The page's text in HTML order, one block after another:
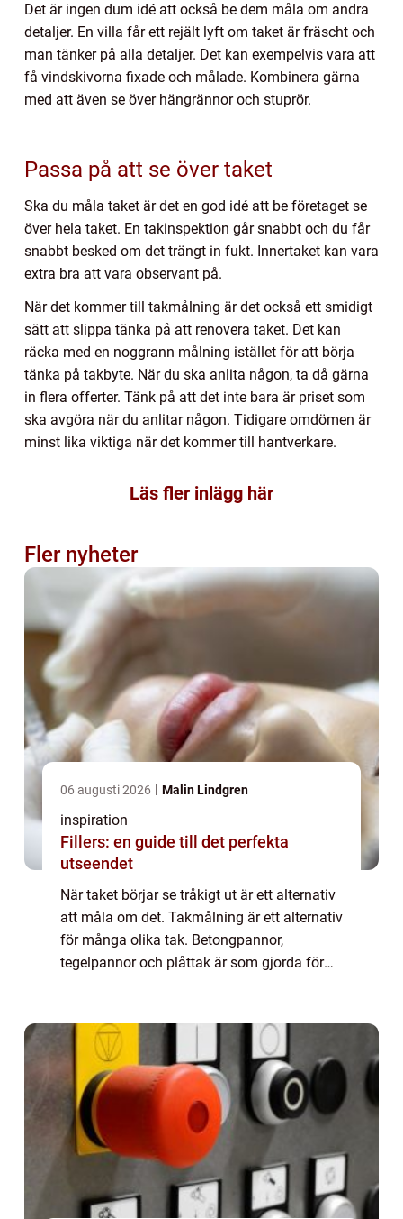
Det är ingen dum idé att också be dem måla om andra
detaljer. En villa får ett rejält lyft om taket är fräscht och
man tänker på alla detaljer. Det kan exempelvis vara att
få vindskivorna fixade och målade. Kombinera gärna
med att även se över hängrännor och stuprör.
Passa på att se över taket
Ska du måla taket är det en god idé att be företaget se
över hela taket. En takinspektion går snabbt och du får
snabbt besked om det trängt in fukt. Innertaket kan vara
extra bra att vara observant på.
När det kommer till takmålning är det också ett smidigt
sätt att slippa tänka på att renovera taket. Det kan
räcka med en noggrann målning istället för att börja
tänka på takbyte. När du ska anlita någon, ta då gärna
in flera offerter. Tänk på att det inte bara är priset som
ska avgöra när du anlitar någon. Tidigare omdömen är
minst lika viktiga när det kommer till hantverkare.
Läs fler inlägg här
Fler nyheter
06 augusti 2026 Malin Lindgren
inspiration
Fillers: en guide till det perfekta
utseendet
När taket börjar se tråkigt ut är ett alternativ
att måla om det. Takmålning är ett alternativ
för många olika tak. Betongpannor,
tegelpannor och plåttak är som gjorda för